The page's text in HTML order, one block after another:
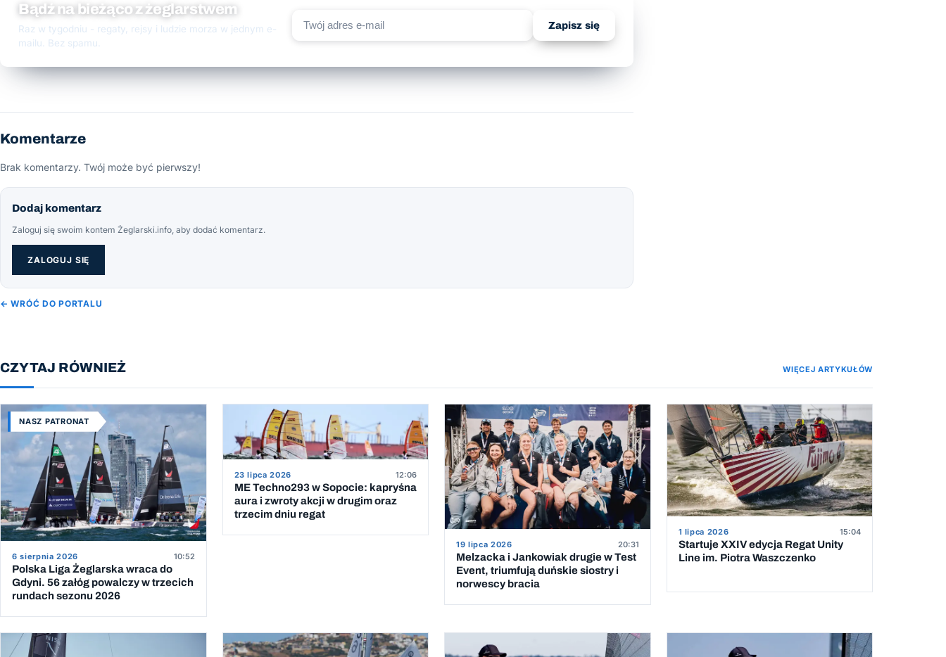
Bądź na bieżąco z żeglarstwem
Raz w tygodniu - regaty, rejsy i ludzie morza w jednym e-
mailu. Bez spamu.
Zapisz się
Komentarze
Brak komentarzy. Twój może być pierwszy!
Dodaj komentarz
Zaloguj się swoim kontem Żeglarski.info, aby dodać komentarz.
ZALOGUJ SIĘ
← WRÓĆ DO PORTALU
CZYTAJ RÓWNIEŻ WIĘCEJ ARTYKUŁÓW
NASZ PATRONAT
6 sierpnia 2026 10:52
Polska Liga Żeglarska wraca do
Gdyni. 56 załóg powalczy w trzecich
rundach sezonu 2026
23 lipca 2026 12:06
ME Techno293 w Sopocie: kapryśna
aura i zwroty akcji w drugim oraz
trzecim dniu regat
19 lipca 2026 20:31
Melzacka i Jankowiak drugie w Test
Event, triumfują duńskie siostry i
norwescy bracia
1 lipca 2026 15:04
Startuje XXIV edycja Regat Unity
Line im. Piotra Waszczenko